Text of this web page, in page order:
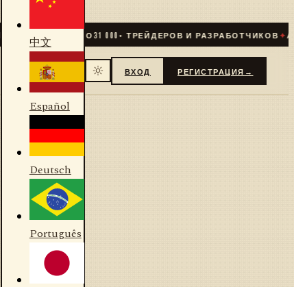
СООБЩЕСТВО31 000+ ТРЕЙДЕРОВ И РАЗРАБОТЧИКОВ✦
中文
Español
Deutsch
Português
ВХОД РЕГИСТРАЦИЯ →